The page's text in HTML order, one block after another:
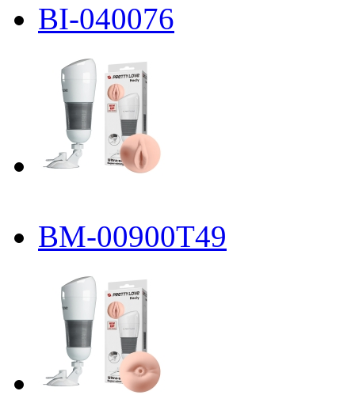
BI-040076
BM-00900T49